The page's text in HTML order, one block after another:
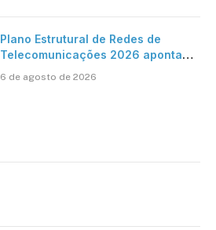
Plano Estrutural de Redes de
Telecomunicações 2026 aponta
mantém desafio
6 de agosto de 2026